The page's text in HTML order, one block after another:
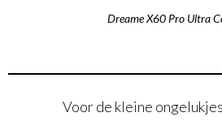
Dreame X60 Pro Ultra
Voor de kleine